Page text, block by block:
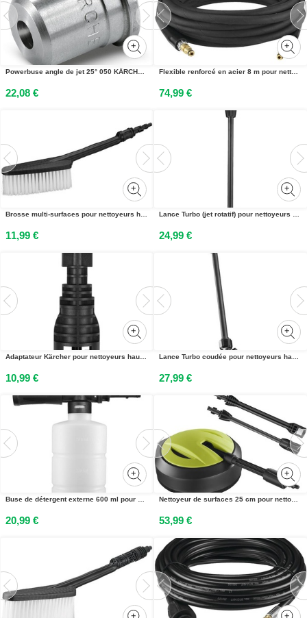
Powerbuse angle de jet 25° 050 KÄRCHER 28833990
22,08 €
Flexible renforcé en acier 8 m pour nettoyeurs haute pression électriques 100 - 140 bars Ryobi®
74,99 €
Brosse multi-surfaces pour nettoyeurs haute pression électriques Ryobi®
11,99 €
Lance Turbo (jet rotatif) pour nettoyeurs haute pression électriques Ryobi®
24,99 €
Adaptateur Kärcher pour nettoyeurs haute pression électriques Ryobi®
10,99 €
Lance Turbo coudée pour nettoyeurs haute pression électriques Ryobi®
27,99 €
Buse de détergent externe 600 ml pour nettoyeurs haute pression électriques Ryobi®
20,99 €
Nettoyeur de surfaces 25 cm pour nettoyeurs haute pression électriques Ryobi®
53,99 €